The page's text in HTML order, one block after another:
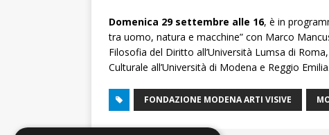
Domenica 29 settembre alle 16, è in
tra uomo, natura e macchine” con Marco
Filosofia del Diritto all’Università Lumsa di
Culturale all’Università di Modena e Reggio Emilia.
FONDAZIONE MODENA ARTI VISIVE